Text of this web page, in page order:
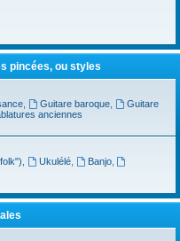
pincées, ou styles
, Guitare baroque,
Guitare
anciennes
Ukulélé, Banjo,